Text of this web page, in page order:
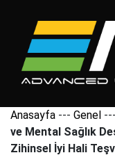
Anasayfa --- Genel ---
ve Mental Sağlık
Zihinsel İyi Hali